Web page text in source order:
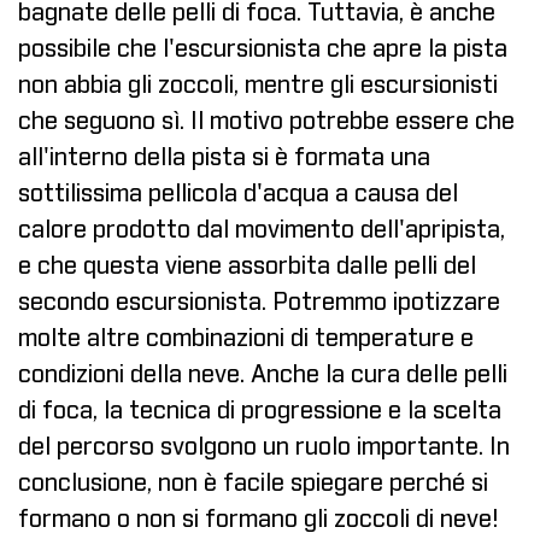
bagnate delle pelli di foca. Tuttavia, è anche
possibile che l'escursionista che apre la pista
non abbia gli zoccoli, mentre gli escursionisti
che seguono sì. Il motivo potrebbe essere che
all'interno della pista si è formata una
sottilissima pellicola d'acqua a causa del
calore prodotto dal movimento dell'apripista,
e che questa viene assorbita dalle pelli del
secondo escursionista. Potremmo ipotizzare
molte altre combinazioni di temperature e
condizioni della neve. Anche la cura delle pelli
di foca, la tecnica di progressione e la scelta
del percorso svolgono un ruolo importante. In
conclusione, non è facile spiegare perché si
formano o non si formano gli zoccoli di neve!